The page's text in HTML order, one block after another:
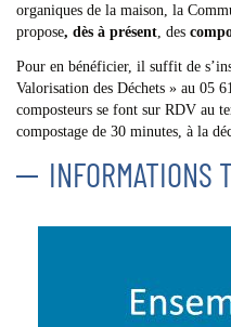
organiques de la maison, la
propose, dès à présent , des
Pour en bénéficier, il suffit de
Valorisation des Déchets » au 05
composteurs se font sur RDV au
compostage de 30 minutes, à la
INFORMATIONS